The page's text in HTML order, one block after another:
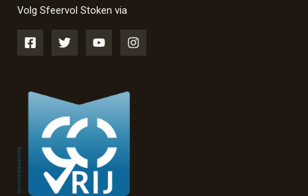
Volg Sfeervol Stoken via